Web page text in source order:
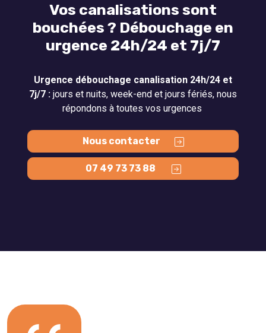
Vos canalisations sont
bouchées ? Débouchage en
urgence 24h/24 et 7j/7
Urgence débouchage canalisation 24h/24 et
7j/7 : jours et nuits, week-end et jours fériés, nous
répondons à toutes vos urgences
Nous contacter
07 49 73 73 88